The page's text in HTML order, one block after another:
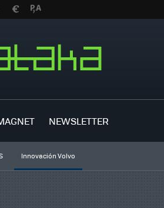
NEWSLETTER
Innovación Volvo